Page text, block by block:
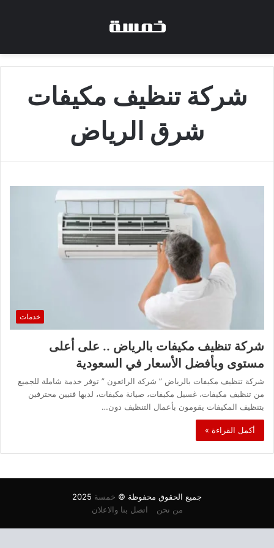
شركة تنظيف مكيفات
شرق الرياض
خدمات
شركة تنظيف مكيفات بالرياض .. على أعلى
مستوى وبأفضل الأسعار في السعودية
شركة تنظيف مكيفات بالرياض ” شركة الرائعون ” توفر خدمة شاملة للجميع
من تنظيف مكيفات، غسيل مكيفات، صيانة مكيفات، لديها فنيين محترفين
بتنظيف المكيفات يقومون بأعمال التنظيف دون…
أكمل القراءة »
جميع الحقوق محفوظة © خمسة
من نحن
اتصل بنا والاعلان